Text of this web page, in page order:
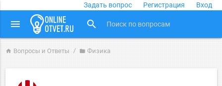
Задать вопрос Регистрация Вход
menu search
home Вопросы и Ответы folder Физика